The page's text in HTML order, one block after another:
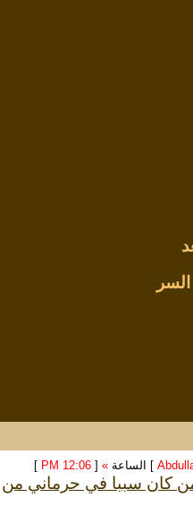
] الساعة »
[
12:06 PM
]
كان سببا في حرماني من